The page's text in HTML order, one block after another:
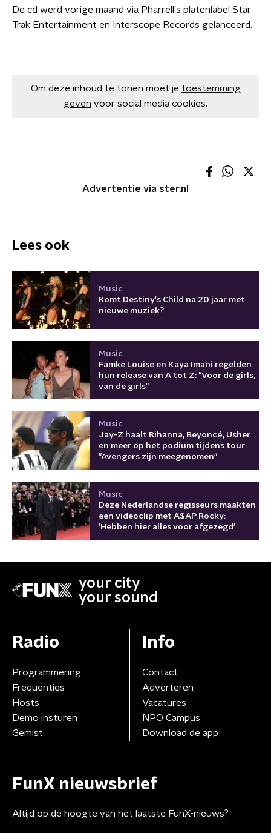
De cd werd vorige maand via Pharrell's platenlabel Star
Trak Entertainment en Interscope Records gelanceerd.
Om deze inhoud te tonen moet je toestemming
geven voor social media cookies.
Advertentie via ster.nl
Lees ook
Music
Komt Destiny's Child na 20 jaar met
nieuwe muziek?
Music
Famke Louise en Kaya Imani regelden
hun release van A tot Z: "Voor de girls,
van de girls"
Music
Jay-Z haalt Rihanna, Beyoncé, Usher
en meer op het podium tijdens tour:
"Avengers zijn meegenomen"
Music
Deze Nederlandse regisseurs maakten
een videoclip met A$AP Rocky:
'Hebben hier alles voor afgezegd'
your city
your sound
Radio
Programmering
Frequenties
Hosts
Demo insturen
Gemist
Info
Contact
Adverteren
Vacatures
NPO Campus
Download de app
FunX nieuwsbrief
Altijd op de hoogte van het laatste FunX-nieuws?